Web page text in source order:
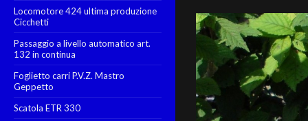
Locomotore 424 ultima produzione
Cicchetti
Passaggio a livello automatico art.
132 in continua
Foglietto carri P.V.Z. Mastro
Geppetto
Scatola ETR 330